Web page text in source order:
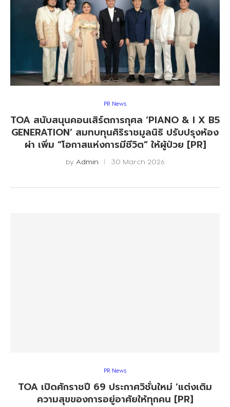
PR News
TOA สนับสนุนคอนเสิร์ตการกุศล ‘PIANO & I X B5
GENERATION’ สมทบทุนศิริราชมูลนิธิ ปรับปรุงห้อง
ผ่า เพิ่ม “โอกาสแห่งการมีชีวิต” ให้ผู้ป่วย [PR]
by Admin 30 March 2026
PR News
TOA เปิดศักราชปี 69 ประกาศวิชั่นใหม่ ‘แต่งเติม
ความสุขของการอยู่อาศัยให้ทุกคน [PR]